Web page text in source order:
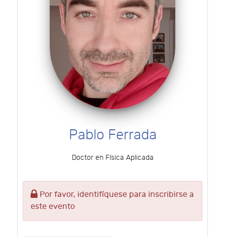
Pablo Ferrada
Doctor en Física Aplicada
Por favor, identifíquese para inscribirse a
este evento